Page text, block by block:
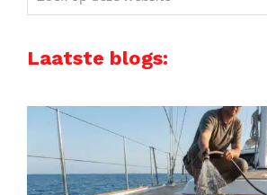
op
website
Laatste blogs: